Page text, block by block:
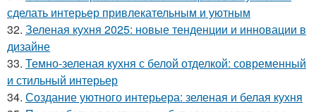
сделать интерьер привлекательным и уютным
32. Зеленая кухня 2025: новые тенденции и инновации в
дизайне
33. Темно-зеленая кухня с белой отделкой: современный
и стильный интерьер
34. Создание уютного интерьера: зеленая и белая кухня